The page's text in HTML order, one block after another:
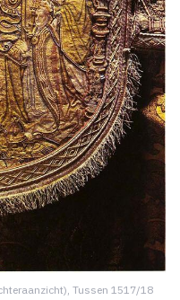
Tussen 1517/18